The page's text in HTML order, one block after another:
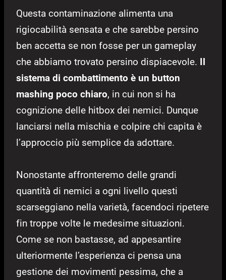
Questa contaminazione alimenta una
rigiocabilità sensata e che sarebbe persino
ben accetta se non fosse per un gameplay
che abbiamo trovato persino dispiacevole. Il
sistema di combattimento è un button
mashing poco chiaro, in cui non si ha
cognizione delle hitbox dei nemici. Dunque
lanciarsi nella mischia e colpire chi capita è
l’approccio più semplice da adottare.
Nonostante affronteremo delle grandi
quantità di nemici a ogni livello questi
scarseggiano nella varietà, facendoci ripetere
fin troppe volte le medesime situazioni.
Come se non bastasse, ad appesantire
ulteriormente l’esperienza ci pensa una
gestione dei movimenti pessima, che a